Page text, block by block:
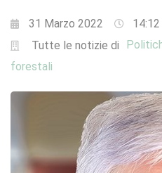
31 Marzo 2022
14:12
Tutte le notizie di
forestali